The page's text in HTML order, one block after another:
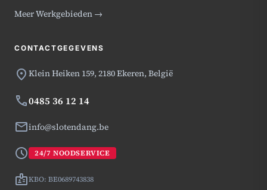
Meer Werkgebieden →
CONTACTGEGEVENS
location_on Klein Heiken 159, 2180 Ekeren, België
phone0485 36 12 14
mailinfo@slotendang.be
schedule 24/7 NOODSERVICE
badgeKBO: BE0689743838